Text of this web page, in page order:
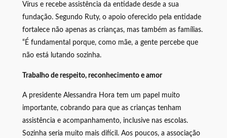
Vírus e recebe assistência da entidade desde a sua
fundação. Segundo Ruty, o apoio oferecido pela entidade
fortalece não apenas as crianças, mas também as famílias.
“É fundamental porque, como mãe, a gente percebe que
não está lutando sozinha.
Trabalho de respeito, reconhecimento e amor
A presidente Alessandra Hora tem um papel muito
importante, cobrando para que as crianças tenham
assistência e acompanhamento, inclusive nas escolas.
Sozinha seria muito mais difícil. Aos poucos, a associação